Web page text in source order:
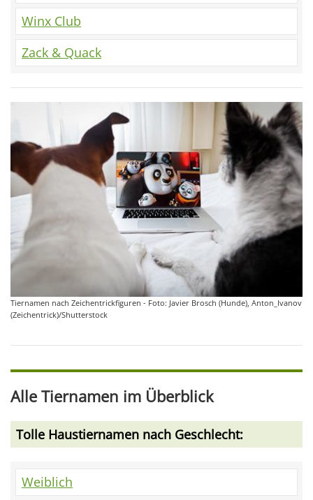
Winx Club
Zack & Quack
Tiernamen nach Zeichentrickfiguren - Foto: Javier Brosch (Hunde), Anton_Ivanov
(Zeichentrick)/Shutterstock
Alle Tiernamen im Überblick
Tolle Haustiernamen nach Geschlecht:
Weiblich